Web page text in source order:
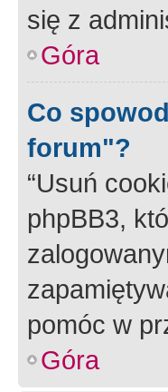
się z
Góra
Co
forum"?
“Usuń
phpBB3,
pomóc w
Góra